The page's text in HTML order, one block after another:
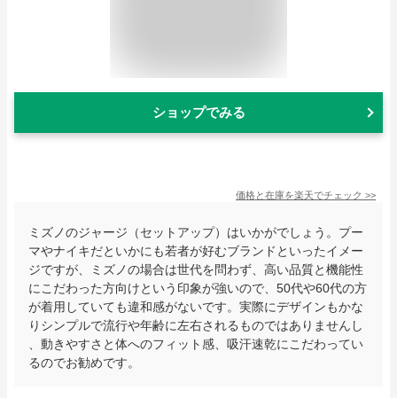
ショップでみる
価格と在庫を楽天でチェック >>
ミズノのジャージ（セットアップ）はいかがでしょう。プー
マやナイキだといかにも若者が好むブランドといったイメー
ジですが、ミズノの場合は世代を問わず、高い品質と機能性
にこだわった方向けという印象が強いので、50代や60代の方
が着用していても違和感がないです。実際にデザインもかな
りシンプルで流行や年齢に左右されるものではありませんし
、動きやすさと体へのフィット感、吸汗速乾にこだわってい
るのでお勧めです。